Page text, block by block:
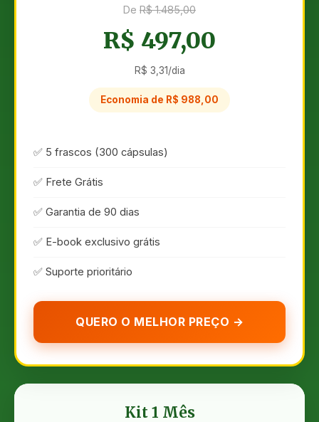
Kit 1 Mês
De R$ 1.485,00
R$ 497,00
R$ 3,31/dia
Economia de R$ 988,00
✅ 5 frascos (300 cápsulas)
✅ Frete Grátis
✅ Garantia de 90 dias
✅ E-book exclusivo grátis
✅ Suporte prioritário
QUERO O MELHOR PREÇO →